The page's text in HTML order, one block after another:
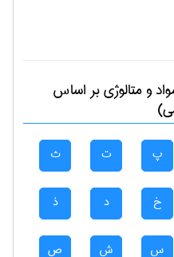
و متالوژیبر اساس
پ ت ث
خ د ذ
س ش ص